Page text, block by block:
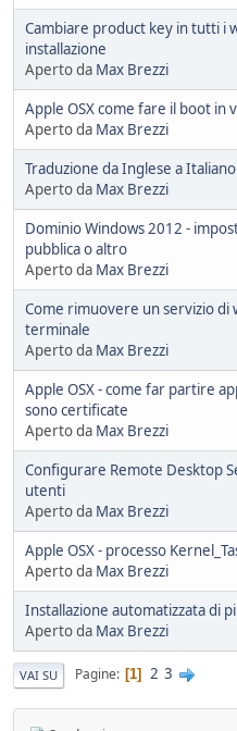
Cambiare product key in tutti i
installazione
Aperto da Max Brezzi
Apple OSX come fare il boot in
Aperto da Max Brezzi
Traduzione da Inglese a
Aperto da Max Brezzi
Dominio Windows 2012 -
pubblica o altro
Aperto da Max Brezzi
Come rimuovere un servizio di
terminale
Aperto da Max Brezzi
Apple OSX - come far partire
sono certificate
Aperto da Max Brezzi
Configurare Remote Desktop
utenti
Aperto da Max Brezzi
Apple OSX - processo
Aperto da Max Brezzi
Installazione automatizzata di
Aperto da Max Brezzi
VAI SU Pagine 1 2 3